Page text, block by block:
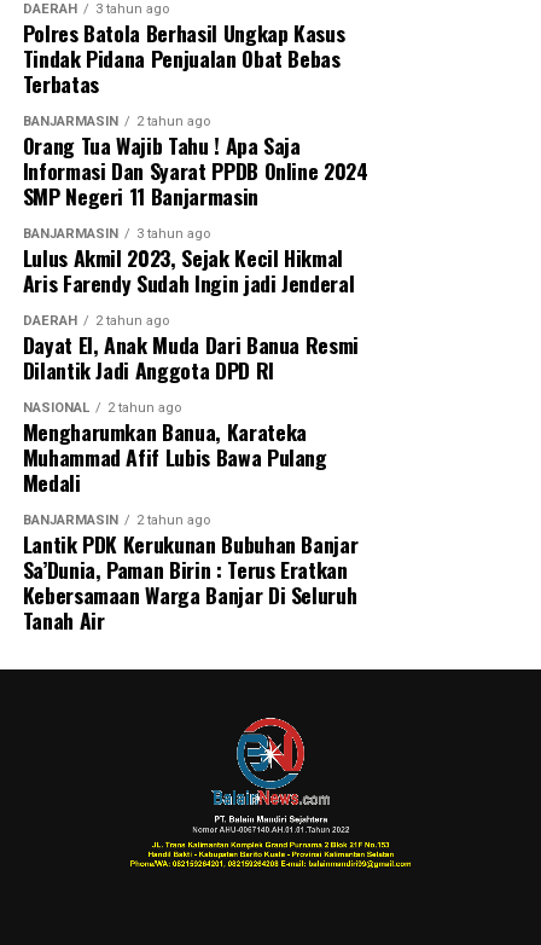
DAERAH 3 tahun ago
Polres Batola Berhasil Ungkap Kasus
Tindak Pidana Penjualan Obat Bebas
Terbatas
BANJARMASIN 2 tahun ago
Orang Tua Wajib Tahu ! Apa Saja
Informasi Dan Syarat PPDB Online 2024
SMP Negeri 11 Banjarmasin
BANJARMASIN 3 tahun ago
Lulus Akmil 2023, Sejak Kecil Hikmal
Aris Farendy Sudah Ingin jadi Jenderal
DAERAH 2 tahun ago
Dayat El, Anak Muda Dari Banua Resmi
Dilantik Jadi Anggota DPD RI
NASIONAL 2 tahun ago
Mengharumkan Banua, Karateka
Muhammad Afif Lubis Bawa Pulang
Medali
BANJARMASIN 2 tahun ago
Lantik PDK Kerukunan Bubuhan Banjar
Sa’Dunia, Paman Birin : Terus Eratkan
Kebersamaan Warga Banjar Di Seluruh
Tanah Air